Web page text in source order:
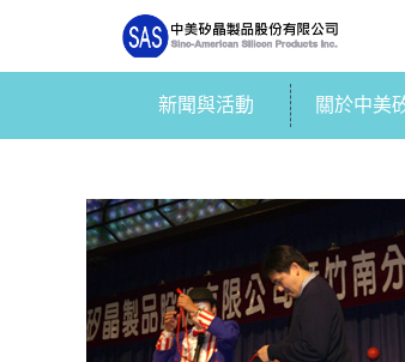
新聞與活動 關於中美